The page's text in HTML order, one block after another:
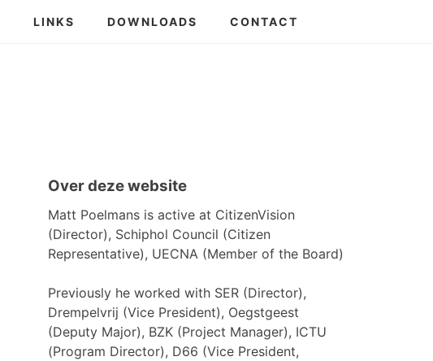
LINKS DOWNLOADS CONTACT
Over deze website
Matt Poelmans is active at CitizenVision
(Director), Schiphol Council (Citizen
Representative), UECNA (Member of the Board)
Previously he worked with SER (Director),
Drempelvrij (Vice President), Oegstgeest
(Deputy Major), BZK (Project Manager), ICTU
(Program Director), D66 (Vice President,